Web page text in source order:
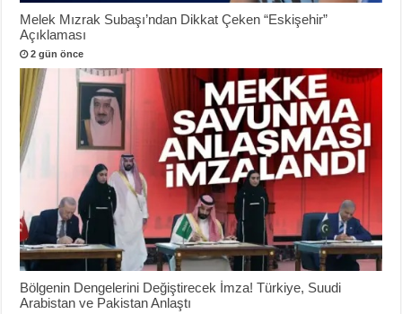
Melek Mızrak Subaşı’ndan Dikkat Çeken “Eskişehir”
Açıklaması
2 gün önce
Bölgenin Dengelerini Değiştirecek İmza! Türkiye, Suudi
Arabistan ve Pakistan Anlaştı